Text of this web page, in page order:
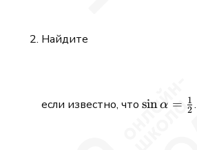
Найдите
если известно, что \sin\alpha
sinα = 2
1 .